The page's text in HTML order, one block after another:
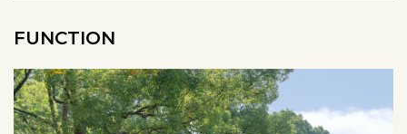
FUNCTION